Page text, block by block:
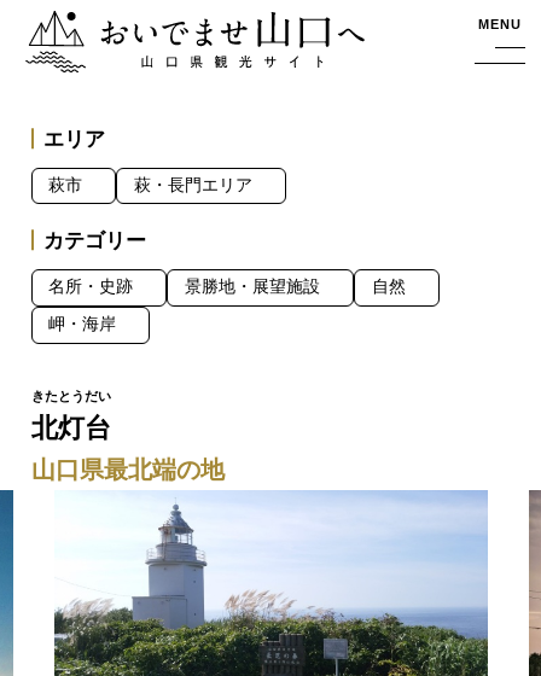
おいでませ山口へー山口県観光サイト MENU
北灯台
山口県最北端の地
エリア
萩市 萩・長門エリア
カテゴリー
名所・史跡 景勝地・展望施設 自然
岬・海岸